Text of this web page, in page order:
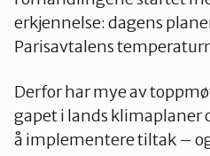
erkjennelse: dagens
Parisavtalens
Derfor har mye av
gapet i lands klimaplaner
å implementere tiltak –